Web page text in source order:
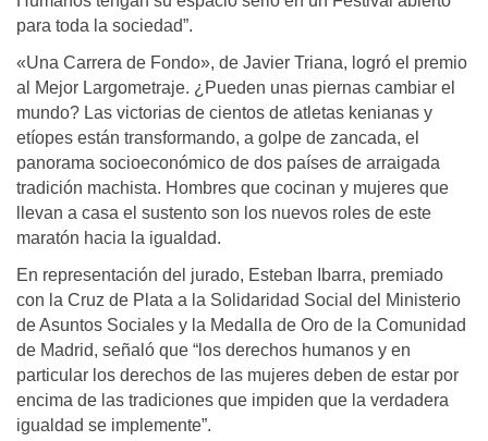
para toda la sociedad”.
«Una Carrera de Fondo», de Javier Triana, logró el premio
al Mejor Largometraje. ¿Pueden unas piernas cambiar el
mundo? Las victorias de cientos de atletas kenianas y
etíopes están transformando, a golpe de zancada, el
panorama socioeconómico de dos países de arraigada
tradición machista. Hombres que cocinan y mujeres que
llevan a casa el sustento son los nuevos roles de este
maratón hacia la igualdad.
En representación del jurado, Esteban Ibarra, premiado
con la Cruz de Plata a la Solidaridad Social del Ministerio
de Asuntos Sociales y la Medalla de Oro de la Comunidad
de Madrid, señaló que “los derechos humanos y en
particular los derechos de las mujeres deben de estar por
encima de las tradiciones que impiden que la verdadera
igualdad se implemente”.